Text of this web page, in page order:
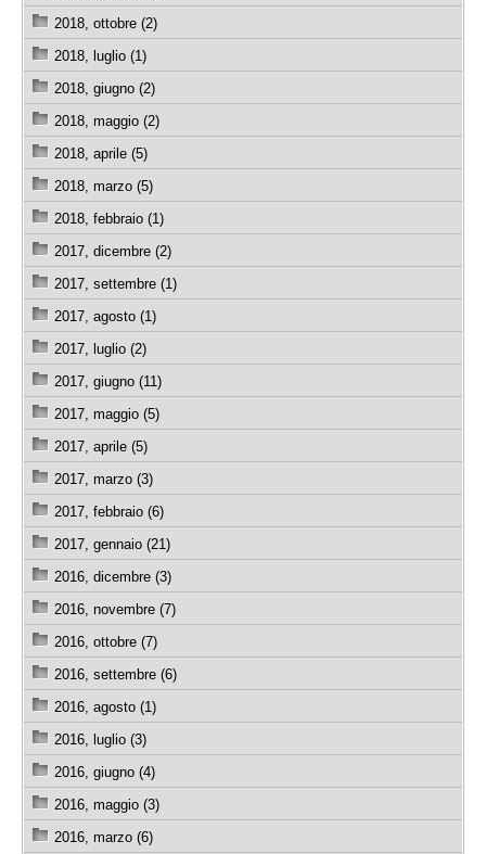
2018, ottobre (2)
2018, luglio (1)
2018, giugno (2)
2018, maggio (2)
2018, aprile (5)
2018, marzo (5)
2018, febbraio (1)
2017, dicembre (2)
2017, settembre (1)
2017, agosto (1)
2017, luglio (2)
2017, giugno (11)
2017, maggio (5)
2017, aprile (5)
2017, marzo (3)
2017, febbraio (6)
2017, gennaio (21)
2016, dicembre (3)
2016, novembre (7)
2016, ottobre (7)
2016, settembre (6)
2016, agosto (1)
2016, luglio (3)
2016, giugno (4)
2016, maggio (3)
2016, marzo (6)